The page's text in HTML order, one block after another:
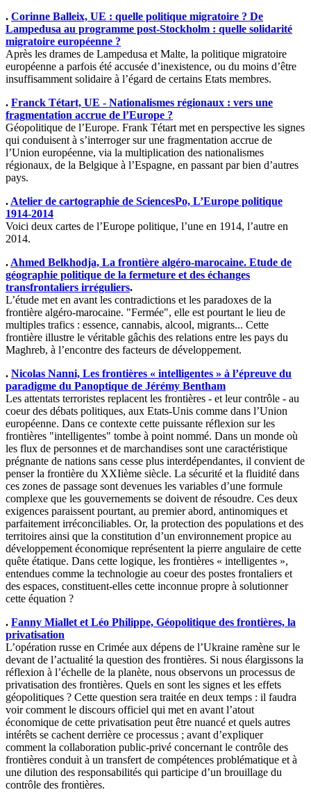
. Corinne Balleix, UE : quelle politique migratoire ? De
Lampedusa au programme post-Stockholm : quelle solidarité
migratoire européenne ?
Après les drames de Lampedusa et Malte, la politique migratoire
européenne a parfois été accusée d’inexistence, ou du moins d’être
insuffisamment solidaire à l’égard de certains Etats membres.
. Franck Tétart, UE - Nationalismes régionaux : vers une
fragmentation accrue de l’Europe ?
Géopolitique de l’Europe. Frank Tétart met en perspective les signes
qui conduisent à s’interroger sur une fragmentation accrue de
l’Union européenne, via la multiplication des nationalismes
régionaux, de la Belgique à l’Espagne, en passant par bien d’autres
pays.
.Atelier de cartographie de SciencesPo, L’Europe politique
1914-2014
Voici deux cartes de l’Europe politique, l’une en 1914, l’autre en
2014.
.Ahmed Belkhodja, La frontière algéro-marocaine. Etude de
géographie politique de la fermeture et des échanges
transfrontaliers irréguliers.
L’étude met en avant les contradictions et les paradoxes de la
frontière algéro-marocaine. "Fermée", elle est pourtant le lieu de
multiples trafics : essence, cannabis, alcool, migrants... Cette
frontière illustre le véritable gâchis des relations entre les pays du
Maghreb, à l’encontre des facteurs de développement.
. Nicolas Nanni, Les frontières « intelligentes » à l’épreuve du
paradigme du Panoptique de Jérémy Bentham
Les attentats terroristes replacent les frontières - et leur contrôle - au
coeur des débats politiques, aux Etats-Unis comme dans l’Union
européenne. Dans ce contexte cette puissante réflexion sur les
frontières "intelligentes" tombe à point nommé. Dans un monde où
les flux de personnes et de marchandises sont une caractéristique
prégnante de nations sans cesse plus interdépendantes, il convient de
penser la frontière du XXIième siècle. La sécurité et la fluidité dans
ces zones de passage sont devenues les variables d’une formule
complexe que les gouvernements se doivent de résoudre. Ces deux
exigences paraissent pourtant, au premier abord, antinomiques et
parfaitement irréconciliables. Or, la protection des populations et des
territoires ainsi que la constitution d’un environnement propice au
développement économique représentent la pierre angulaire de cette
quête étatique. Dans cette logique, les frontières « intelligentes »,
entendues comme la technologie au coeur des postes frontaliers et
des espaces, constituent-elles cette inconnue propre à solutionner
cette équation ?
. Fanny Miallet et Léo Philippe, Géopolitique des frontières, la
privatisation
L’opération russe en Crimée aux dépens de l’Ukraine ramène sur le
devant de l’actualité la question des frontières. Si nous élargissons la
réflexion à l’échelle de la planète, nous observons un processus de
privatisation des frontières. Quels en sont les signes et les effets
géopolitiques ? Cette question sera traitée en deux temps : il faudra
voir comment le discours officiel qui met en avant l’atout
économique de cette privatisation peut être nuancé et quels autres
intérêts se cachent derrière ce processus ; avant d’expliquer
comment la collaboration public-privé concernant le contrôle des
frontières conduit à un transfert de compétences problématique et à
une dilution des responsabilités qui participe d’un brouillage du
contrôle des frontières.